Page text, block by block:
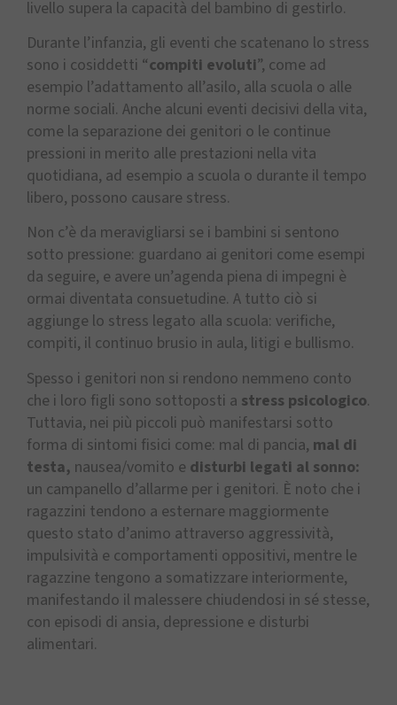
livello supera la capacità del bambino di gestirlo.
Durante l’infanzia, gli eventi che scatenano lo stress
sono i cosiddetti “compiti evoluti”, come ad
esempio l’adattamento all’asilo, alla scuola o alle
norme sociali. Anche alcuni eventi decisivi della vita,
come la separazione dei genitori o le continue
pressioni in merito alle prestazioni nella vita
quotidiana, ad esempio a scuola o durante il tempo
libero, possono causare stress.
Non c’è da meravigliarsi se i bambini si sentono
sotto pressione: guardano ai genitori come esempi
da seguire, e avere un’agenda piena di impegni è
ormai diventata consuetudine. A tutto ciò si
aggiunge lo stress legato alla scuola: verifiche,
compiti, il continuo brusio in aula, litigi e bullismo.
Spesso i genitori non si rendono nemmeno conto
che i loro figli sono sottoposti a stress psicologico.
Tuttavia, nei più piccoli può manifestarsi sotto
forma di sintomi fisici come: mal di pancia, mal di
testa, nausea/vomito e disturbi legati al sonno:
un campanello d’allarme per i genitori. È noto che i
ragazzini tendono a esternare maggiormente
questo stato d’animo attraverso aggressività,
impulsività e comportamenti oppositivi, mentre le
ragazzine tengono a somatizzare interiormente,
manifestando il malessere chiudendosi in sé stesse,
con episodi di ansia, depressione e disturbi
alimentari.